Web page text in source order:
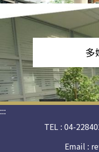
多
:::
TEL : 04-
Email :